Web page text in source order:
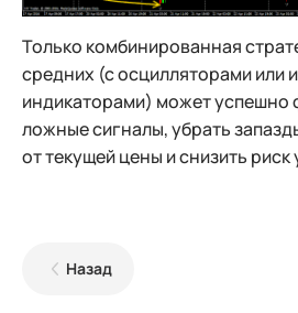
Только комбинированная
средних (с осцилляторами или
индикаторами) может успешно
ложные сигналы, убрать
от текущей цены и снизить риск
Назад